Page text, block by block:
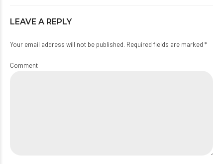
LEAVE A REPLY
Your email address will not be published. Required fields are marked *
Comment